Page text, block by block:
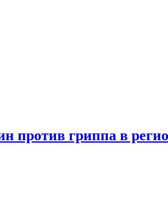
против гриппа в